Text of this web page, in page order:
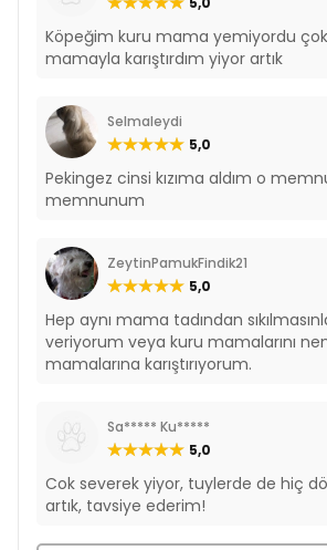
Köpeğim kuru mama yemiyordu
mamayla karıştırdım yiyor artık
Selmaleydi
5,0
Pekingez cinsi kızıma aldım o
memnunum
ZeytinPamukFindik21
5,0
Hep aynı mama tadından
veriyorum veya kuru mamalarını
mamalarına karıştırıyorum.
Sa***** Ku*****
5,0
Cok severek yiyor, tuylerde de hiç
artık, tavsiye ederim!